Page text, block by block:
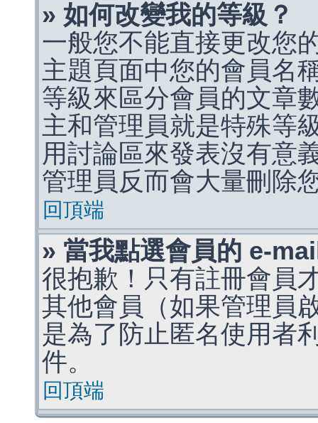
» 如何改變我的等級？
一般您不能直接更改您
主題頁面中您的會員名
等級來區分會員的文章
主和管理員就是特殊等
用討論區來發表沒有意
管理員反而會大量刪除
回頂端
» 當我點選會員的 e-
很抱歉！只有註冊會員
其他會員（如果管理員
是為了防止匿名使用者
件。
回頂端